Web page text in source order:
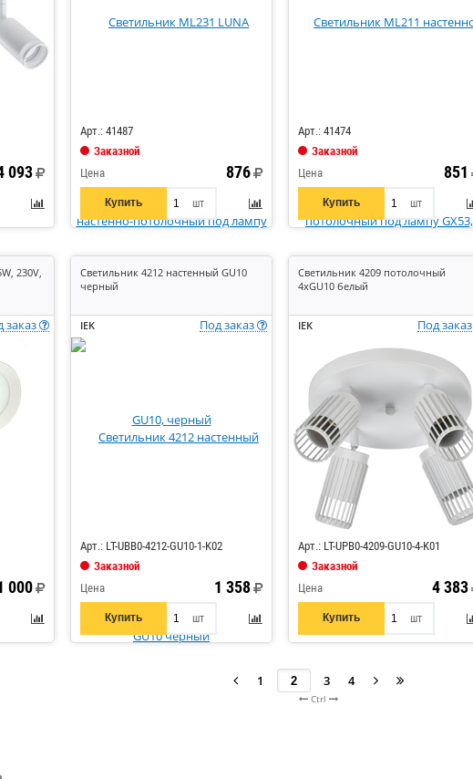
093
Арт.: 41487
Заказной
Цена
876
Купить шт
Арт.: 41474
Заказной
Цена
851
Купить шт
230V,
заказ
000
Светильник 4212 настенный GU10
черный
IEK Под заказ
Арт.: LT-UBB0-4212-GU10-1-K02
Заказной
Цена
1 358
Купить шт
Светильник 4209 потолочный
4хGU10 белый
IEK Под заказ
Арт.: LT-UPB0-4209-GU10-4-K01
Заказной
Цена
4 383
Купить шт
1 3 4
Ctrl